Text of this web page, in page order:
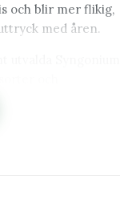
och blir mer flikig,
med åren.